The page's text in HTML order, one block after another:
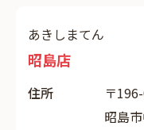
あきしまてん
昭島店
住所
〒
昭島